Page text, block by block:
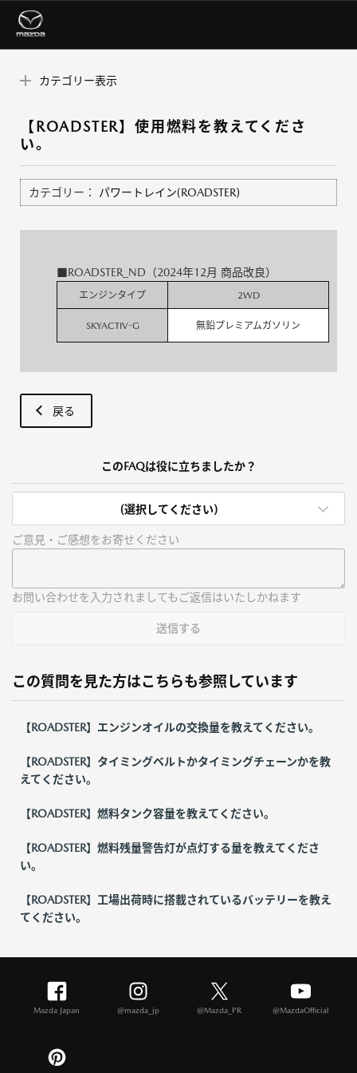
カテゴリー表示
【ROADSTER】使用燃料を教えてくださ
い。
カテゴリー： パワートレイン(ROADSTER)
■ROADSTER_ND（2024年12月 商品改良）
エンジンタイプ 2WD
SKYACTIV-G 無鉛プレミアムガソリン
戻る
このFAQは役に立ちましたか？
(選択してください)
ご意見・ご感想をお寄せください
お問い合わせを入力されましてもご返信はいたしかねます
送信する
この質問を見た方はこちらも参照しています
【ROADSTER】エンジンオイルの交換量を教えてください。
【ROADSTER】タイミングベルトかタイミングチェーンかを教
えてください。
【ROADSTER】燃料タンク容量を教えてください。
【ROADSTER】燃料残量警告灯が点灯する量を教えてくださ
い。
【ROADSTER】工場出荷時に搭載されているバッテリーを教え
てください。
Mazda Japan @mazda_jp @Mazda_PR @MazdaOfficial